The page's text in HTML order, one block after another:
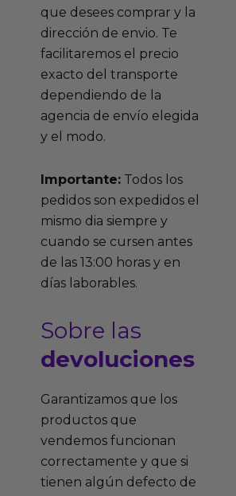
que desees comprar y la
dirección de envio. Te
facilitaremos el precio
exacto del transporte
dependiendo de la
agencia de envío elegida
y el modo.
Importante:Todos los
pedidos son expedidos el
mismo dia siempre y
cuando se cursen antes
de las 13:00 horas y en
días laborables.
Sobre las
devoluciones
Garantizamos que los
productos que
vendemos funcionan
correctamente y que si
tienen algún defecto de